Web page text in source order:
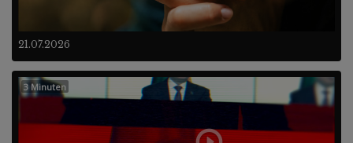
21.07.2026
3 Minuten